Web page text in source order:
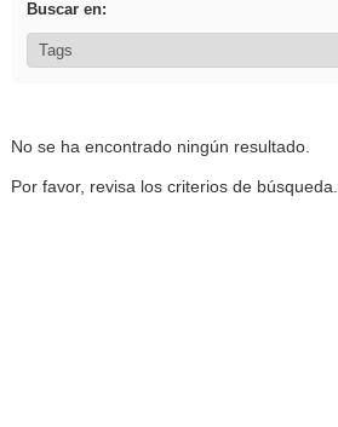
Buscar en:
No se ha encontrado ningún resultado.
Por favor, revisa los criterios de búsqueda.